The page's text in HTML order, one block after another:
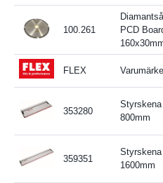
100.261
PCD
FLEX
353280
Styrskena
800mm
359351
Styrskena
1600mm